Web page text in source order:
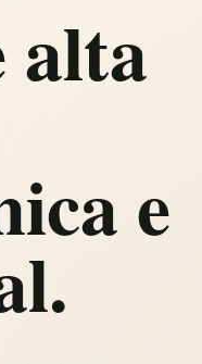
alta
e